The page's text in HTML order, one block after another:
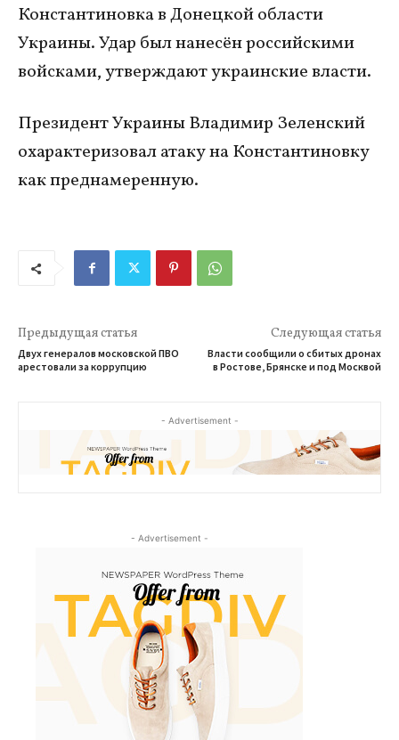
Константиновка в Донецкой области
Украины. Удар был нанесён российскими
войсками, утверждают украинские власти.
Президент Украины Владимир Зеленский
охарактеризовал атаку на Константиновку
как преднамеренную.
Предыдущая статья
Двух генералов московской ПВО
арестовали за коррупцию
Следующая статья
Власти сообщили о сбитых дронах
в Ростове, Брянске и под Москвой
- Advertisement -
- Advertisement -